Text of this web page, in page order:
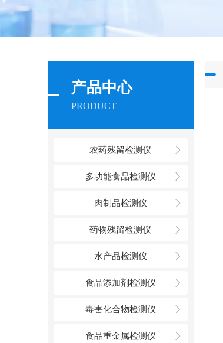
产品中心
PRODUCT
农药残留检测仪
多功能食品检测仪
肉制品检测仪
药物残留检测仪
水产品检测仪
食品添加剂检测仪
毒害化合物检测仪
食品重金属检测仪